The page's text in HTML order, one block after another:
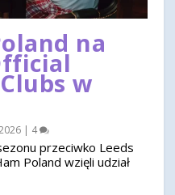
na
w
| 4
przeciwko Leeds
Poland wzięli udział